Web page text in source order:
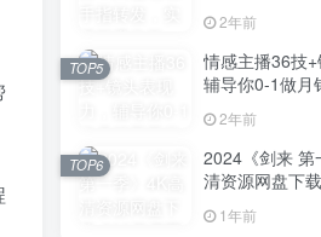
2年前
情感主播36技+
辅导你0-1做月
2年前
TOP5
2024《剑来 第
清资源网盘下载
1年前
TOP6